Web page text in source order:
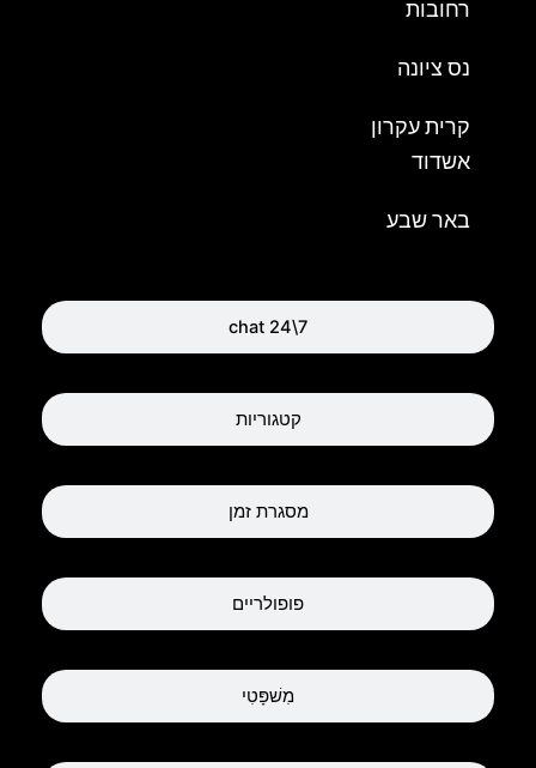
chat 24\7
קטגוריות
מסגרת זמן
פופולריים
מִשׁפָּטִי
רחובות
נס ציונה
קרית עקרון
אשדוד
באר שבע